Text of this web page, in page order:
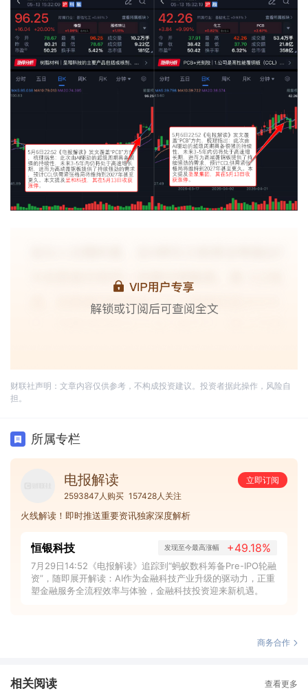
财联社声明：文章内容仅供参考，不构成投资建议。投资者据此操作，风险自
担。
所属专栏
电报解读
立即订阅
2593847人购买 157428人关注
火线解读！即时推送重要资讯独家深度解析
恒银科技 发现至今最高涨幅 +49.18%
7月29日14:52《电报解读》追踪到“蚂蚁数科筹备Pre-IPO轮融
资”，随即展开解读：AI作为金融科技产业升级的驱动力，正重
塑金融服务全流程效率与体验，金融科技投资迎来新机遇。
商务合作
相关阅读 查看更多